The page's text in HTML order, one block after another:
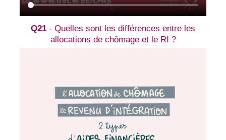
Q21 - Quelles sont les différences entre les
allocations de chômage et le RI ?